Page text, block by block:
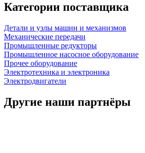
Категории поставщика
Детали и узлы машин и механизмов
Механические передачи
Промышленные редукторы
Промышленное насосное оборудование
Прочее оборудование
Электротехника и электроника
Электродвигатели
Другие наши партнёры